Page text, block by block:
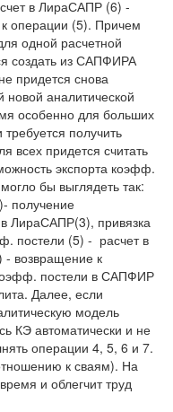
в ЛираСАПР (6) -
операции (5). Причем
одной расчетной
создать из САПФИРА
придется снова
новой аналитической
особенно для больших
получить
всех придется считать
экспорта коэфф.
бы выглядеть так:
получение
ЛираСАПР(3), привязка
постели (5) - расчет в
- возвращение к
постели в САПФИР
Далее, если
модель
КЭ автоматически и не
операции 4, 5, 6 и 7.
к сваям). На
и облегчит труд